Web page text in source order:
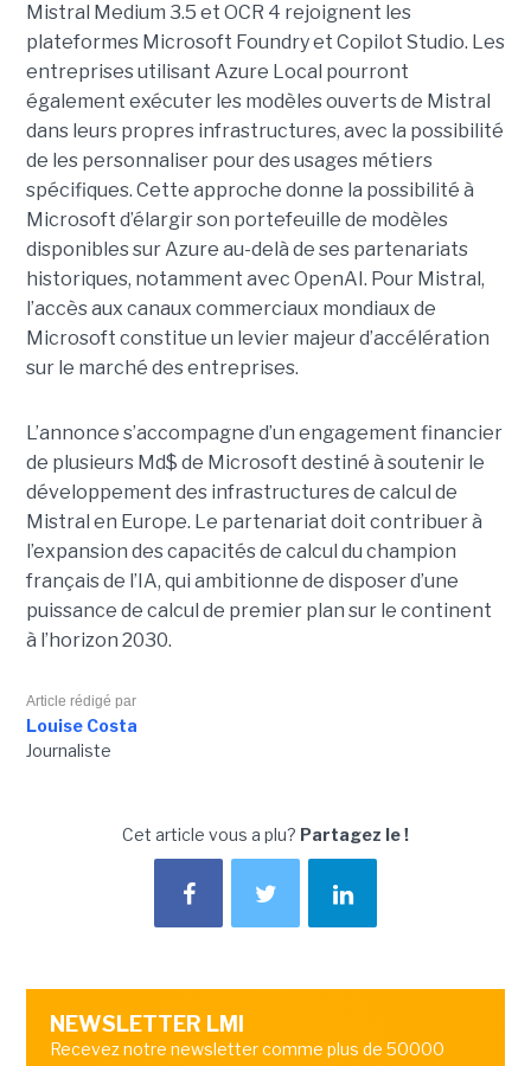
Mistral Medium 3.5 et OCR 4 rejoignent les
plateformes Microsoft Foundry et Copilot Studio. Les
entreprises utilisant Azure Local pourront
également exécuter les modèles ouverts de Mistral
dans leurs propres infrastructures, avec la possibilité
de les personnaliser pour des usages métiers
spécifiques. Cette approche donne la possibilité à
Microsoft d’élargir son portefeuille de modèles
disponibles sur Azure au-delà de ses partenariats
historiques, notamment avec OpenAI. Pour Mistral,
l’accès aux canaux commerciaux mondiaux de
Microsoft constitue un levier majeur d’accélération
sur le marché des entreprises.
L’annonce s’accompagne d’un engagement financier
de plusieurs Md$ de Microsoft destiné à soutenir le
développement des infrastructures de calcul de
Mistral en Europe. Le partenariat doit contribuer à
l’expansion des capacités de calcul du champion
français de l’IA, qui ambitionne de disposer d’une
puissance de calcul de premier plan sur le continent
à l’horizon 2030.
Article rédigé par
Louise Costa
Journaliste
Cet article vous a plu? Partagez le !
NEWSLETTER LMI
Recevez notre newsletter comme plus de 50000